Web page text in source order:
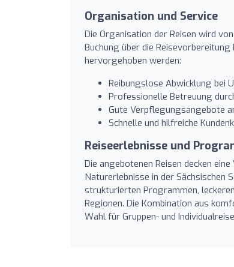
Organisation und Service
Die Organisation der Reisen wird
Buchung über die
hervorgehoben werden:
Reibungslose Abwicklung bei
Professionelle Betreuung
Gute Verpflegungsangebote
Schnelle und hilfreiche
Reiseerlebnisse und
Die angebotenen Reisen decken
Naturerlebnisse in der Sächsischen
strukturierten Programmen,
Regionen. Die Kombination aus
Wahl für Gruppen- und